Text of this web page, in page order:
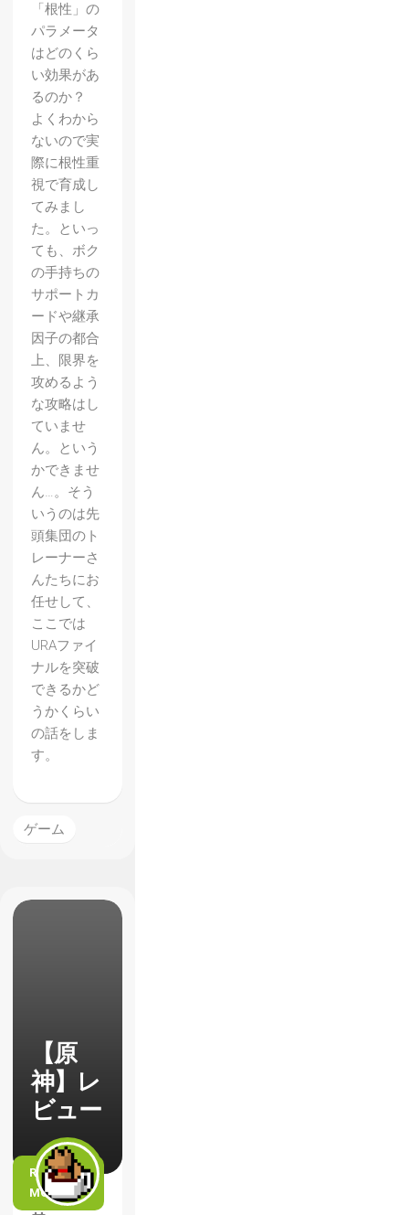
「根性」の
パラメータ
はどのくら
い効果があ
るのか？
よくわから
ないので実
際に根性重
視で育成し
てみまし
た。といっ
ても、ボク
の手持ちの
サポートカ
ードや継承
因子の都合
上、限界を
攻めるよう
な攻略はし
ていませ
ん。という
かできませ
ん…。そう
いうのは先
頭集団のト
レーナーさ
んたちにお
任せして、
ここでは
URAファイ
ナルを突破
できるかど
うかくらい
の話をしま
す。
ゲーム
【原
神】レ
ビュー
READ
MORE